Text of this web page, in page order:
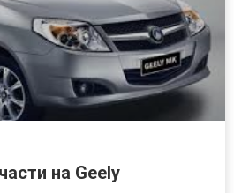
на Geely